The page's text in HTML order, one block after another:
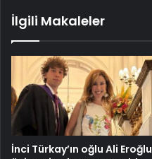
İlgili Makaleler
İnci Türkay’ın oğlu Ali Eroğlu